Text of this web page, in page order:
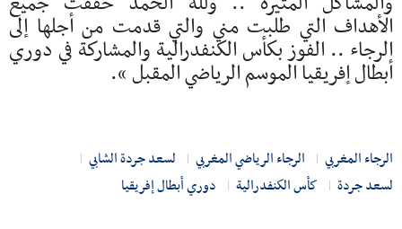
الأهداف التي طلبت مني والتي قدمت من أجلها إلى
الرجاء .. الفوز بكأس الكنفدرالية والمشاركة في دوري
أبطال إفريقيا الموسم الرياضي المقبل “.
الرجاء المغربي الرجاء الرياضي المغربي
لسعد جردة الشابي
لسعد جردة
كأس الكنفدرالية دوري أبطال إفريقيا